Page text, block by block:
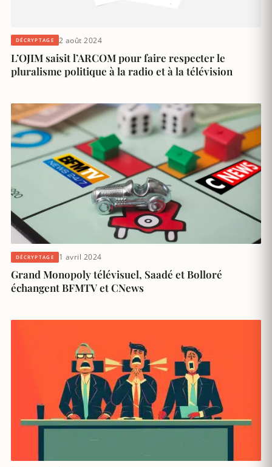
DÉCRYPTAGE 2 août 2024
L’OJIM saisit l’ARCOM pour faire respecter le
pluralisme politique à la radio et à la télévision
DÉCRYPTAGE 1 avril 2024
Grand Monopoly télévisuel, Saadé et Bolloré
échangent BFMTV et CNews